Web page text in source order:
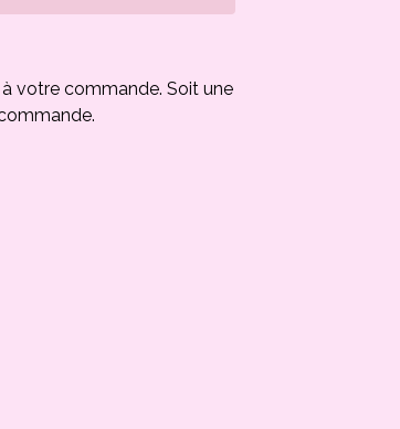
votre commande. Soit une